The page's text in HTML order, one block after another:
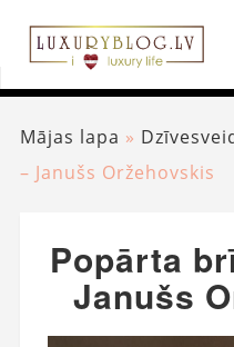
Mājas lapa »
– Janušs Oržehovskis
Popārta
Janušs